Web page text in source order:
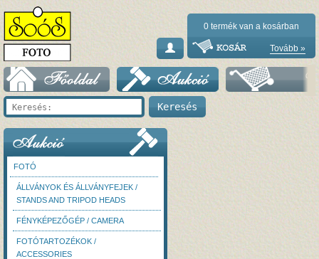
0 termék van a kosárban
Tovább »
FOTÓ
ÁLLVÁNYOK ÉS ÁLLVÁNYFEJEK /
STANDS AND TRIPOD HEADS
FÉNYKÉPEZŐGÉP / CAMERA
FOTÓTARTOZÉKOK /
ACCESSORIES